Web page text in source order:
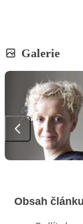
Galerie
Obsah článku